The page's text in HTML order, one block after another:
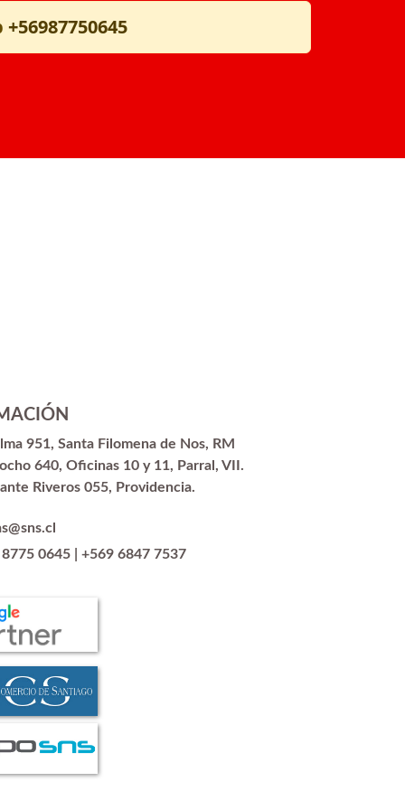
+56987750645
951, Santa Filomena de Nos, RM
640, Oficinas 10 y 11, Parral, VII.
Riveros 055, Providencia.
0645 |+569 6847 7537